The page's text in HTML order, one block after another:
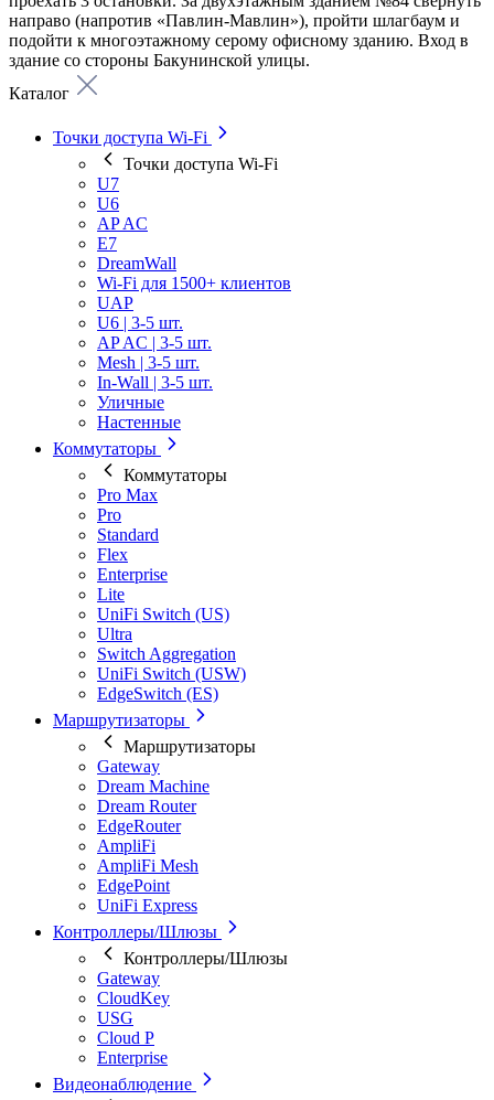
направо (напротив «Павлин-Мавлин»), пройти шлагбаум и
подойти к многоэтажному серому офисному зданию. Вход в
здание со стороны Бакунинской улицы.
Каталог
Точки доступа Wi-Fi
Точки доступа Wi-Fi
U7
U6
AP AC
E7
DreamWall
Wi-Fi для 1500+ клиентов
UAP
U6 | 3-5 шт.
AP AC | 3-5 шт.
Mesh | 3-5 шт.
In-Wall | 3-5 шт.
Уличные
Настенные
Коммутаторы
Коммутаторы
Pro Max
Pro
Standard
Flex
Enterprise
Lite
UniFi Switch (US)
Ultra
Switch Aggregation
UniFi Switch (USW)
EdgeSwitch (ES)
Маршрутизаторы
Маршрутизаторы
Gateway
Dream Machine
Dream Router
EdgeRouter
AmpliFi
AmpliFi Mesh
EdgePoint
UniFi Express
Контроллеры/Шлюзы
Контроллеры/Шлюзы
Gateway
CloudKey
USG
Cloud P
Enterprise
Видеонаблюдение